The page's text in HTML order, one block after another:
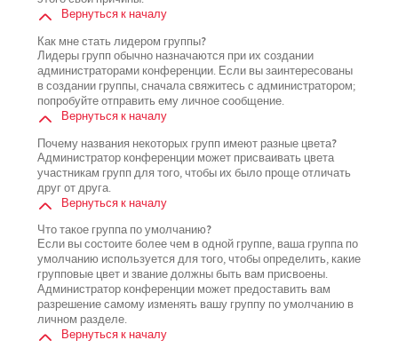
Вернуться к началу
Как мне стать лидером группы?
Лидеры групп обычно назначаются при их создании
администраторами конференции. Если вы заинтересованы
в создании группы, сначала свяжитесь с администратором;
попробуйте отправить ему личное сообщение.
Вернуться к началу
Почему названия некоторых групп имеют разные цвета?
Администратор конференции может присваивать цвета
участникам групп для того, чтобы их было проще отличать
друг от друга.
Вернуться к началу
Что такое группа по умолчанию?
Если вы состоите более чем в одной группе, ваша группа по
умолчанию используется для того, чтобы определить, какие
групповые цвет и звание должны быть вам присвоены.
Администратор конференции может предоставить вам
разрешение самому изменять вашу группу по умолчанию в
личном разделе.
Вернуться к началу